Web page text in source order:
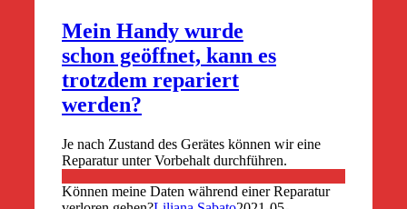
Mein Handy wurde
schon geöffnet, kann es
trotzdem repariert
werden?
Je nach Zustand des Gerätes können wir eine
Reparatur unter Vorbehalt durchführen.
Können meine Daten während einer Reparatur